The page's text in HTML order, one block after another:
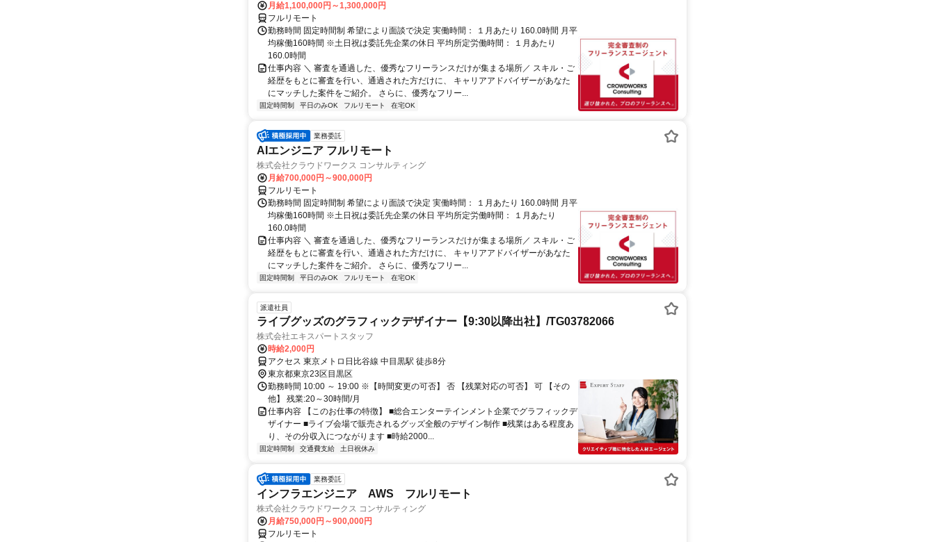
月給1,100,000円～1,300,000円
フルリモート
勤務時間 固定時間制 希望により面談で決定 実働時間： １月あたり 160.0時間 月平
均稼働160時間 ※土日祝は委託先企業の休日 平均所定労働時間： １月あたり
160.0時間
仕事内容 ＼ 審査を通過した、優秀なフリーランスだけが集まる場所／ スキル・ご
経歴をもとに審査を行い、通過された方だけに、 キャリアアドバイザーがあなた
にマッチした案件をご紹介。 さらに、優秀なフリー...
固定時間制 平日のみOK フルリモート 在宅OK
業務委託
AIエンジニア フルリモート
株式会社クラウドワークス コンサルティング
月給700,000円～900,000円
フルリモート
勤務時間 固定時間制 希望により面談で決定 実働時間： １月あたり 160.0時間 月平
均稼働160時間 ※土日祝は委託先企業の休日 平均所定労働時間： １月あたり
160.0時間
仕事内容 ＼ 審査を通過した、優秀なフリーランスだけが集まる場所／ スキル・ご
経歴をもとに審査を行い、通過された方だけに、 キャリアアドバイザーがあなた
にマッチした案件をご紹介。 さらに、優秀なフリー...
固定時間制 平日のみOK フルリモート 在宅OK
派遣社員
ライブグッズのグラフィックデザイナー【9:30以降出社】/TG03782066
株式会社エキスパートスタッフ
時給2,000円
アクセス 東京メトロ日比谷線 中目黒駅 徒歩8分
東京都東京23区目黒区
勤務時間 10:00 ～ 19:00 ※【時間変更の可否】 否 【残業対応の可否】 可 【その
他】 残業:20～30時間/月
仕事内容 【このお仕事の特徴】 ■総合エンターテインメント企業でグラフィックデ
ザイナー ■ライブ会場で販売されるグッズ全般のデザイン制作 ■残業はある程度あ
り、その分収入につながります ■時給2000...
固定時間制 交通費支給 土日祝休み
業務委託
インフラエンジニア AWS フルリモート
株式会社クラウドワークス コンサルティング
月給750,000円～900,000円
フルリモート